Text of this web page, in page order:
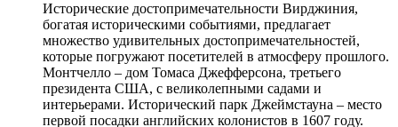
Исторические достопримечательности Вирджиния,
богатая историческими событиями, предлагает
множество удивительных достопримечательностей,
которые погружают посетителей в атмосферу прошлого.
Монтчелло – дом Томаса Джефферсона, третьего
президента США, с великолепными садами и
интерьерами. Исторический парк Джеймстауна – место
первой посадки английских колонистов в 1607 году.